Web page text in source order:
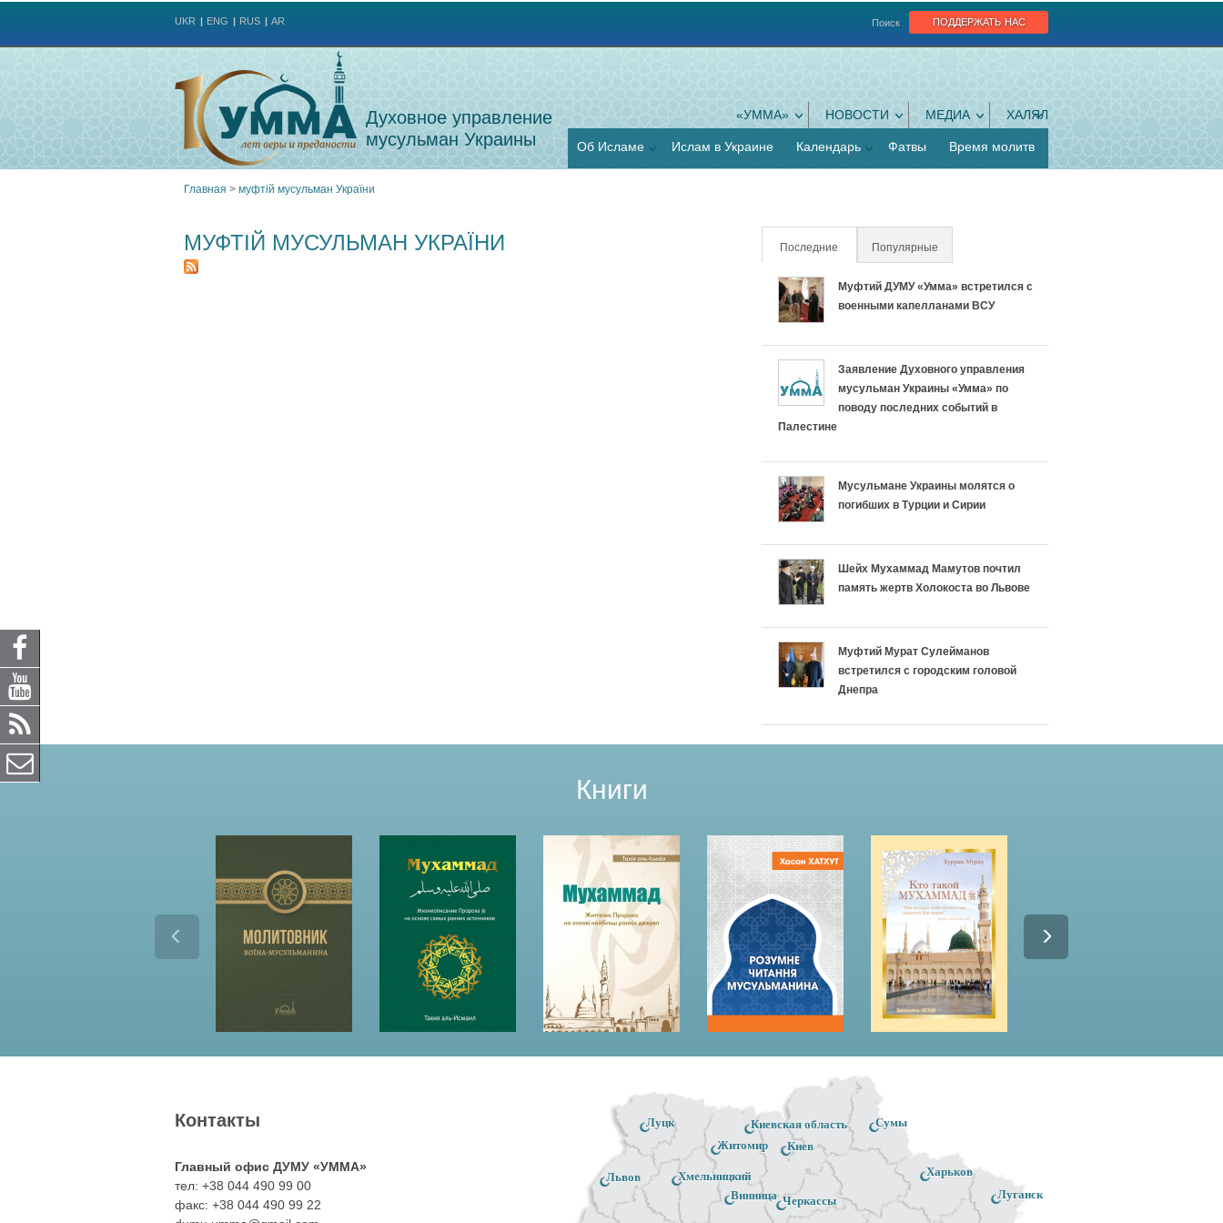
поддержать нас
Поиск
UKR ENG RUS AR
Духовное управление
мусульман Украины
«УММА» НОВОСТИ МЕДИА ХАЛЯЛ
Об Исламе Ислам в Украине Календарь Фатвы Время молитв
здесь
Главная > муфтій мусульман України
МУФТІЙ МУСУЛЬМАН УКРАЇНИ Последние (активная вкладка)
Популярные
Муфтий ДУМУ «Умма» встретился с
военными капелланами ВСУ
Заявление Духовного управления
мусульман Украины «Умма» по
поводу последних событий в
Палестине
Мусульмане Украины молятся о
погибших в Турции и Сирии
Шейх Мухаммад Мамутов почтил
память жертв Холокоста во Львове
Муфтий Мурат Сулейманов
встретился с городским головой
Днепра
Книги
Черкассы
Сумы
Луганск
Киев
Киевская область
Житомир
Винница
Хмельницкий
Луцк
Львов Харьков
Контакты
Главный офис ДУМУ «УММА»
тел: +38 044 490 99 00
факс: +38 044 490 99 22